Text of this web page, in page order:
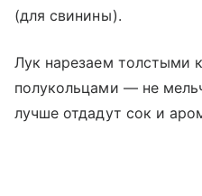
(для свинины).
Лук нарезаем толстыми
полукольцами — не
лучше отдадут сок и